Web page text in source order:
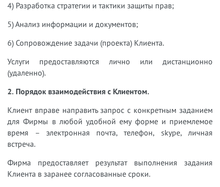
4) Разработка стратегии и тактики защиты прав;
5) Анализ информации и документов;
6) Сопровождение задачи (проекта) Клиента.
Услуги предоставляются лично или дистанционно
(удаленно).
2. Порядок взаимодействия с Клиентом.
Клиент вправе направить запрос с конкретным заданием
для Фирмы в любой удобной ему форме и приемлемое
время – электронная почта, телефон, skype, личная
встреча.
Фирма предоставляет результат выполнения задания
Клиента в заранее согласованные сроки.